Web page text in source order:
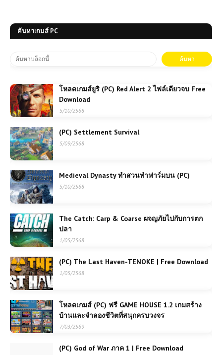
ค้นหาเกมส์ PC
โหลดเกมส์ยูริ (PC) Red Alert 2 ไฟล์เดียวจบ Free
Download
5/10/2568
(PC) Settlement Survival
5/09/2568
Medieval Dynasty ทำสวนทำฟาร์มบน (PC)
5/10/2568
The Catch: Carp & Coarse ผจญภัยไปกับการตก
ปลา
1/05/2568
(PC) The Last Haven-TENOKE | Free Download
1/05/2568
โหลดเกมส์ (PC) ฟรี GAME HOUSE 1.2 เกมสร้าง
บ้านและจำลองชีวิตที่สนุกครบวงจร
7/03/2569
(PC) God of War ภาค 1 | Free Download